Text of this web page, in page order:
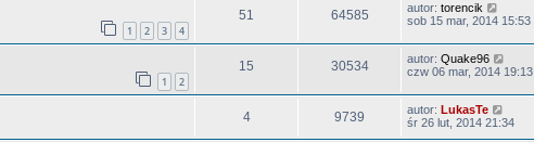
1 2 3 4
51 64585 autor: torencik
sob 15 mar, 2014 15:53
1 2
15 30534 autor: Quake96
czw 06 mar, 2014 19:13
4 9739 autor: LukasTe
śr 26 lut, 2014 21:34